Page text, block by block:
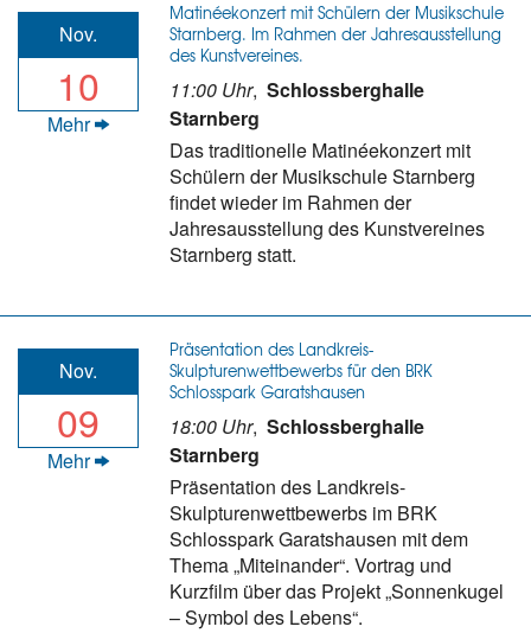
Nov.
10
Mehr
Matinéekonzert mit Schülern der Musikschule
Starnberg. Im Rahmen der Jahresausstellung
des Kunstvereines.
11:00 Uhr, Schlossberghalle
Starnberg
Das traditionelle Matinéekonzert mit
Schülern der Musikschule Starnberg
findet wieder im Rahmen der
Jahresausstellung des Kunstvereines
Starnberg statt.
Nov.
09
Mehr
Präsentation des Landkreis-
Skulpturenwettbewerbs für den BRK
Schlosspark Garatshausen
18:00 Uhr, Schlossberghalle
Starnberg
Präsentation des Landkreis-
Skulpturenwettbewerbs im BRK
Schlosspark Garatshausen mit dem
Thema „Miteinander“. Vortrag und
Kurzfilm über das Projekt „Sonnenkugel
– Symbol des Lebens“.